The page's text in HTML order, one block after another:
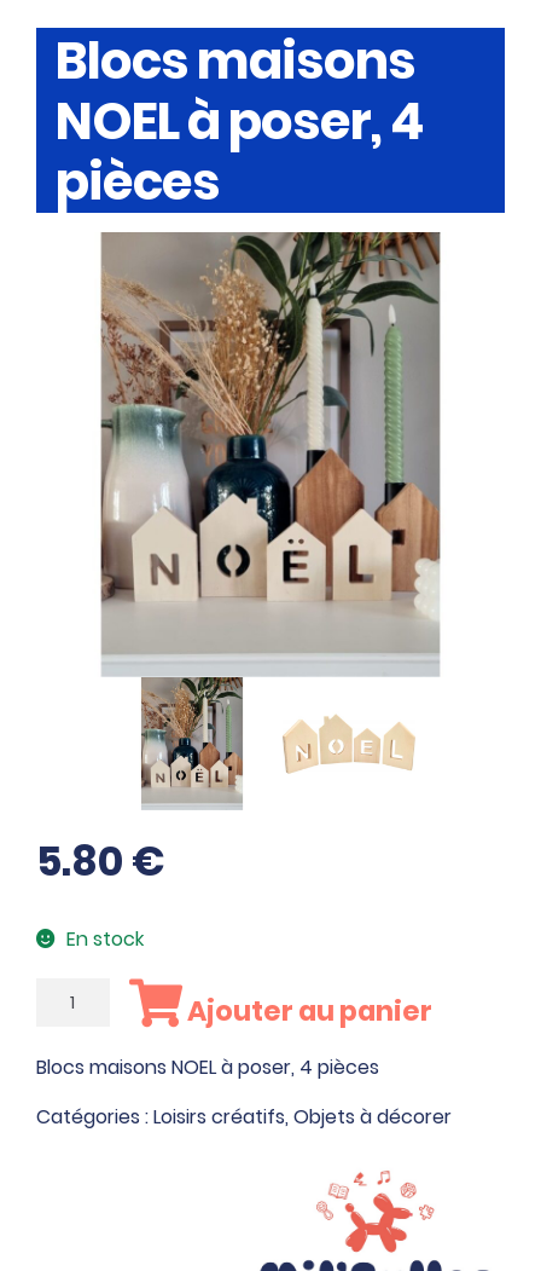
Blocs maisons
NOEL à poser, 4
pièces
5.80€
En stock
quantité
Blocs
maisons
NOEL
Ajouter au panier
Blocs maisons NOEL à poser, 4 pièces
Catégories :Loisirs créatifs, Objets à décorer